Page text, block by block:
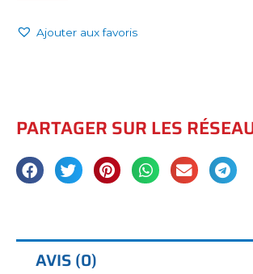
grandAjouter aux favoris
PARTAGER SUR LES
AVIS (0)